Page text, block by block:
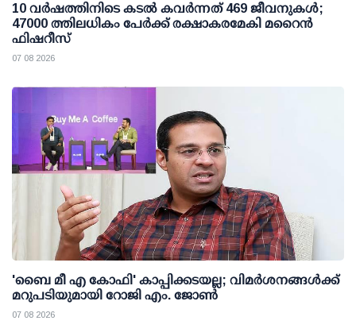
10 വര്‍ഷത്തിനിടെ കടല്‍ കവര്‍ന്നത് 469 ജീവനുകള്‍;
47000 ത്തിലധികം പേര്‍ക്ക് രക്ഷാകരമേകി മറൈന്‍
ഫിഷറീസ്
07 08 2026
'ബൈ മീ എ കോഫി' കാപ്പിക്കടയല്ല; വിമര്‍ശനങ്ങള്‍ക്ക്
മറുപടിയുമായി റോജി എം. ജോണ്‍
07 08 2026